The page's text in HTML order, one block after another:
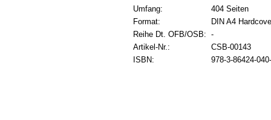
Umfang:
404 Seiten
Format:
DIN A4
Reihe Dt. OFB/OSB: -
Artikel-Nr.:
CSB-00143
ISBN:
978-3-86424-